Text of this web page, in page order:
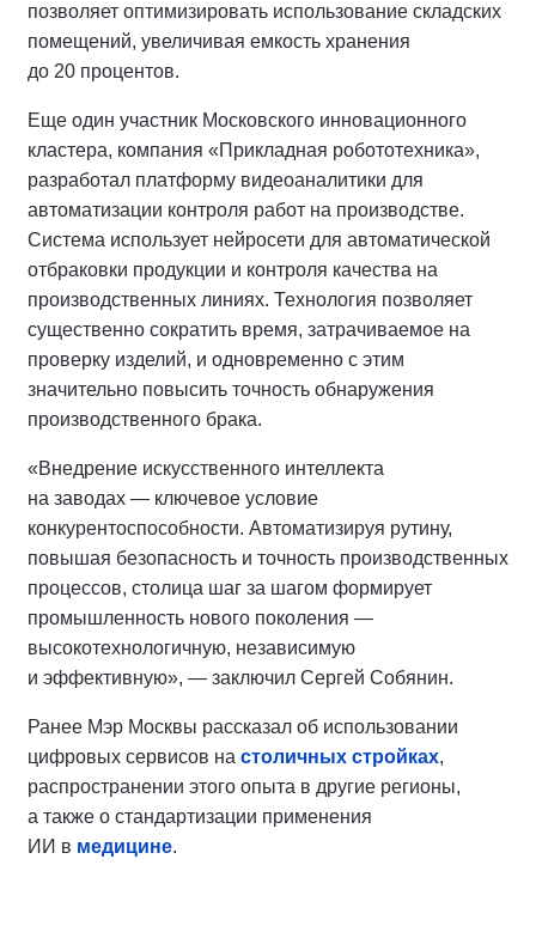
позволяет оптимизировать использование складских
помещений, увеличивая емкость хранения
до 20 процентов.
Еще один участник Московского инновационного
кластера, компания «Прикладная робототехника»,
разработал платформу видеоаналитики для
автоматизации контроля работ на производстве.
Система использует нейросети для автоматической
отбраковки продукции и контроля качества на
производственных линиях. Технология позволяет
существенно сократить время, затрачиваемое на
проверку изделий, и одновременно с этим
значительно повысить точность обнаружения
производственного брака.
«Внедрение искусственного интеллекта
на заводах — ключевое условие
конкурентоспособности. Автоматизируя рутину,
повышая безопасность и точность производственных
процессов, столица шаг за шагом формирует
промышленность нового поколения —
высокотехнологичную, независимую
и эффективную», — заключил Сергей Собянин.
Ранее Мэр Москвы рассказал об использовании
цифровых сервисов на столичных стройках,
распространении этого опыта в другие регионы,
а также о стандартизации применения
ИИ в медицине.